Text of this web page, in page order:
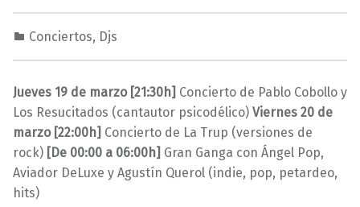
0
/
0
3
/
2
0
0
Conciertos, Djs
M
r
a
v
i
l
Jueves 19 de marzo [21:30h] Concierto de Pablo Cobollo y
Los Resucitados (cantautor psicodélico) Viernes 20 de
marzo [22:00h] Concierto de La Trup (versiones de
rock) [De 00:00 a 06:00h] Gran Ganga con Ángel Pop,
Aviador DeLuxe y Agustín Querol (indie, pop, petardeo,
hits)